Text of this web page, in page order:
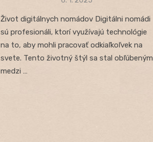
Život digitálnych nomádov Digitálni nomádi
sú profesionáli, ktorí využívajú technológie
na to, aby mohli pracovať odkiaľkoľvek na
svete. Tento životný štýl sa stal obľúbeným
medzi …